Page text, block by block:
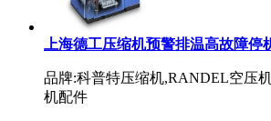
上海德工压缩机预警排温高故障停
品牌:科普特压缩机,RANDEL空压
机配件